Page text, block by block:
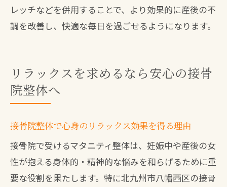
レッチなどを併用することで、より効果的に産後の不
調を改善し、快適な毎日を過ごせるようになります。
リラックスを求めるなら安心の接骨
院整体へ
接骨院整体で心身のリラックス効果を得る理由
接骨院で受けるマタニティ整体は、妊娠中や産後の女
性が抱える身体的・精神的な悩みを和らげるために重
要な役割を果たします。特に北九州市八幡西区の接骨